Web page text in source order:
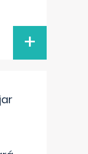
+